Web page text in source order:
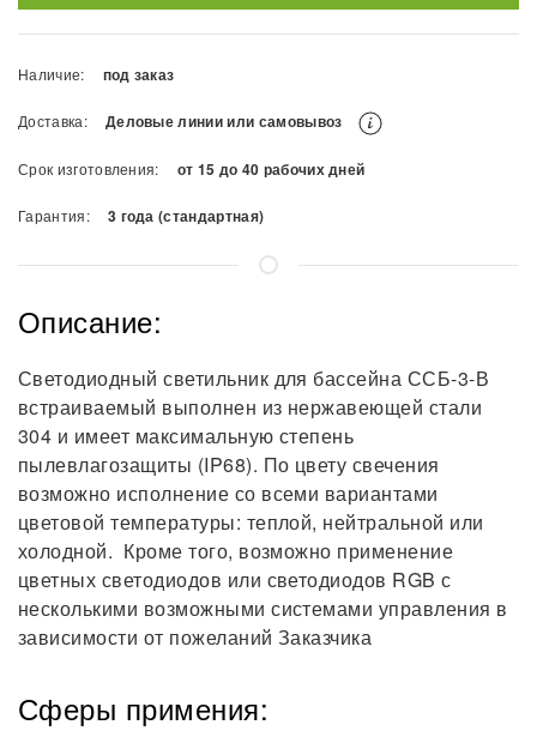
Наличие: под заказ
Доставка: Деловые линии или самовывоз
Срок изготовления: от 15 до 40 рабочих дней
Гарантия: 3 года (стандартная)
Описание:
Светодиодный светильник для бассейна ССБ-3-В
встраиваемый выполнен из нержавеющей стали
304 и имеет максимальную степень
пылевлагозащиты (IP68). По цвету свечения
возможно исполнение со всеми вариантами
цветовой температуры: теплой, нейтральной или
холодной. Кроме того, возможно применение
цветных светодиодов или светодиодов RGB с
несколькими возможными системами управления в
зависимости от пожеланий Заказчика
Сферы примения: